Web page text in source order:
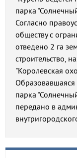
парка
Согласно
обществу с
отведено 2 га
строительство,
"Королевская
Образовавшаяся
парка
передано в